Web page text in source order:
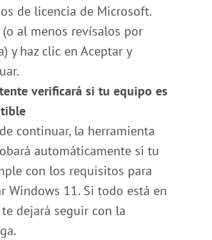
de licencia de Microsoft.
(o al menos revísalos por
y haz clic en Aceptar y
verificará si tu equipo es
continuar, la herramienta
automáticamente si tu
con los requisitos para
Windows 11. Si todo está en
dejará seguir con la